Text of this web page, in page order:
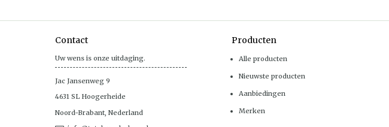
Contact
Uw wens is onze uitdaging.
Jac Jansenweg 9
4631 SL Hoogerheide
Noord-Brabant Nederland
Producten
Alle producten
Nieuwste producten
Aanbiedingen
Merken